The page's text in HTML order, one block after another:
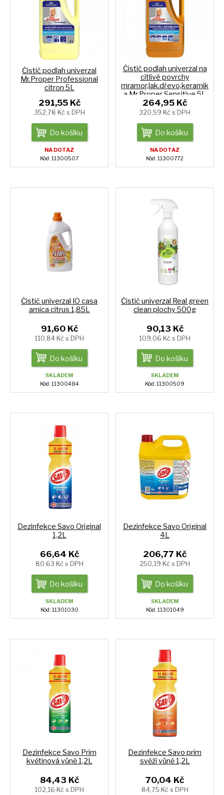
Čistič podlah univerzal
Mr.Proper Professional
citron 5L
291,55 Kč
352,78 Kč s DPH
Do košíku
NA DOTAZ
Kód: 11300507
Čistič podlah univerzal na
citlivé povrchy
mramor,lak.dřevo,keramik
a Mr.Proper Sensitive 5L
264,95 Kč
320,59 Kč s DPH
Do košíku
NA DOTAZ
Kód: 11300772
Čistič univerzal IO casa
amica citrus 1,85L
91,60 Kč
110,84 Kč s DPH
Do košíku
SKLADEM
Kód: 11300484
Čistič univerzal Real green
clean plochy 500g
90,13 Kč
109,06 Kč s DPH
Do košíku
SKLADEM
Kód: 11300509
Dezinfekce Savo Original
1,2L
66,64 Kč
80,63 Kč s DPH
Do košíku
SKLADEM
Kód: 11301030
Dezinfekce Savo Original
4L
206,77 Kč
250,19 Kč s DPH
Do košíku
SKLADEM
Kód: 11301049
Dezinfekce Savo Prim
květinová vůně 1,2L
84,43 Kč
102,16 Kč s DPH
Dezinfekce Savo prim
svěží vůně 1,2L
70,04 Kč
84,75 Kč s DPH